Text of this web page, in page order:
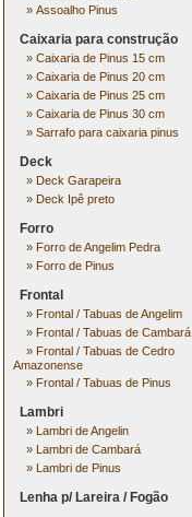
» Assoalho Pinus
Caixaria para construção
» Caixaria de Pinus 15 cm
» Caixaria de Pinus 20 cm
» Caixaria de Pinus 25 cm
» Caixaria de Pinus 30 cm
» Sarrafo para caixaria pinus
Deck
» Deck Garapeira
» Deck Ipê preto
Forro
» Forro de Angelim Pedra
» Forro de Pinus
Frontal
» Frontal / Tabuas de Angelim
» Frontal / Tabuas de Cambará
» Frontal / Tabuas de Cedro
Amazonense
» Frontal / Tabuas de Pinus
Lambri
» Lambri de Angelin
» Lambri de Cambará
» Lambri de Pinus
Lenha p/ Lareira / Fogão